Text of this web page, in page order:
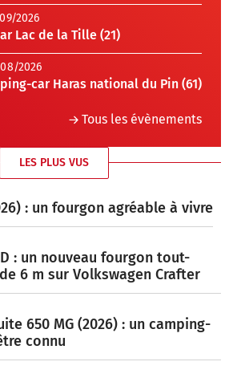
2026
Lac de la Tille (21)
2026
car Haras national du Pin (61)
Tous les évènements
LES PLUS VUS
: un fourgon agréable à vivre
: un nouveau fourgon tout-
6 m sur Volkswagen Crafter
650 MG (2026) : un camping-
connu